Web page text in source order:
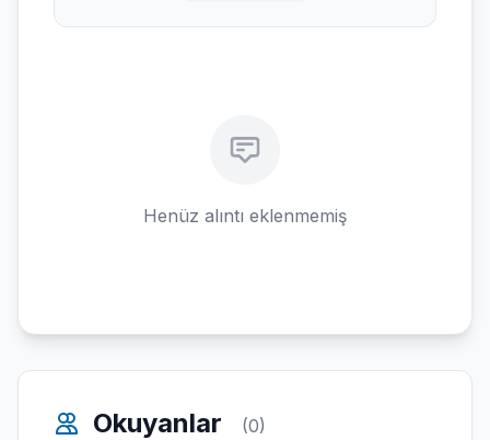
Henüz alıntı eklenmemiş
Okuyanlar (0)